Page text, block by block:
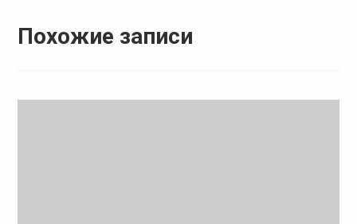
Похожие записи